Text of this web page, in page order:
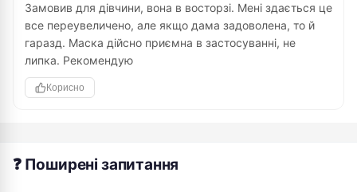
Замовив для дівчини, вона в восторзі. Мені здається це
все переувеличено, але якщо дама задоволена, то й
гаразд. Маска дійсно приємна в застосуванні, не
липка. Рекомендую
Корисно
❓ Поширені запитання